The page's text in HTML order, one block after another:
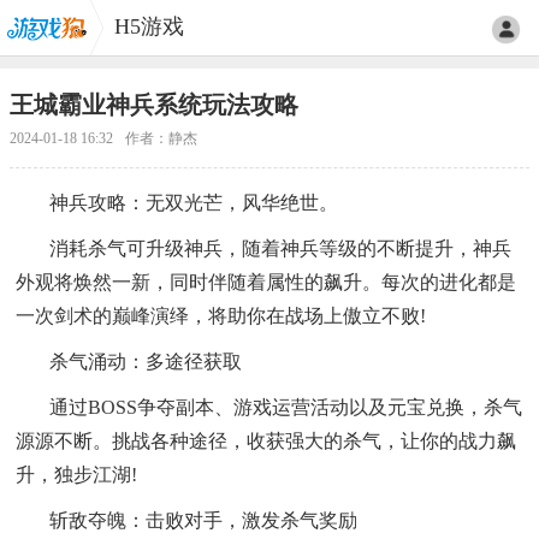
H5游戏
王城霸业神兵系统玩法攻略
2024-01-18 16:32 作者：静杰
神兵攻略：无双光芒，风华绝世。
消耗杀气可升级神兵，随着神兵等级的不断提升，神兵
外观将焕然一新，同时伴随着属性的飙升。每次的进化都是
一次剑术的巅峰演绎，将助你在战场上傲立不败!
杀气涌动：多途径获取
通过BOSS争夺副本、游戏运营活动以及元宝兑换，杀气
源源不断。挑战各种途径，收获强大的杀气，让你的战力飙
升，独步江湖!
斩敌夺魄：击败对手，激发杀气奖励